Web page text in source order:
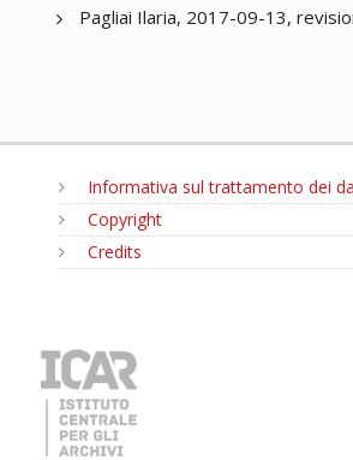
Pagliai Ilaria, 2017-09-13,
Informativa sul trattamento dei
Copyright
Credits